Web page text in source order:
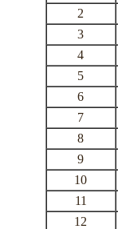
2
3
4
5
6
7
8
9
10
11
12